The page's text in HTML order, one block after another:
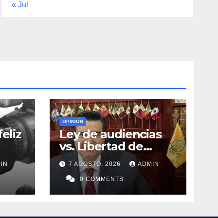
« Jul
OPINIÓN
Ley de audiencias
vs. Libertad de
expresión
7 AGOSTO, 2026 ADMIN
0 COMMENTS